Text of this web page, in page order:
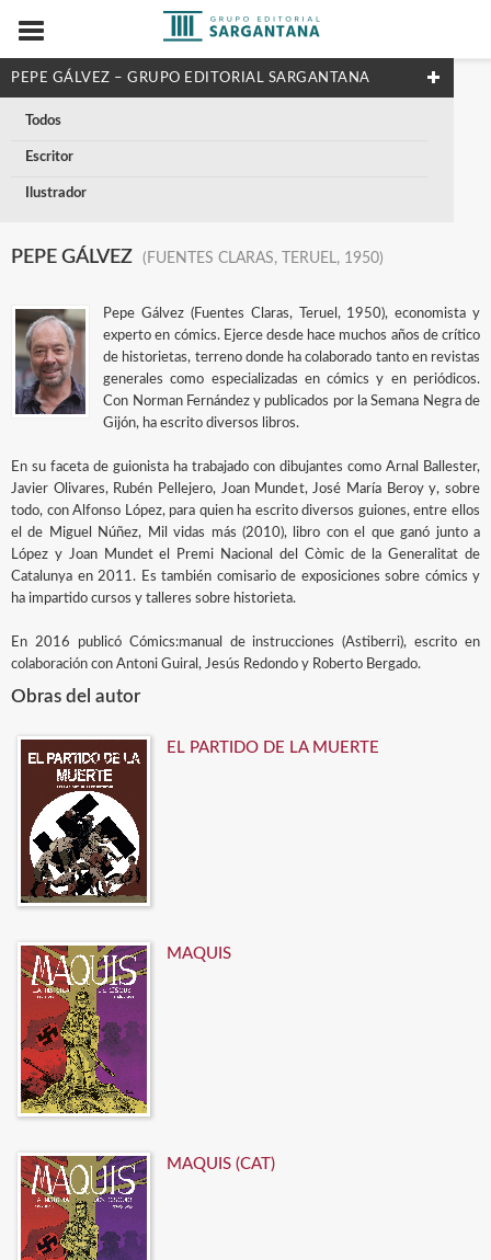
PEPE GÁLVEZ – GRUPO EDITORIAL SARGANTANA
Todos
Escritor
Ilustrador
PEPE GÁLVEZ (FUENTES CLARAS, TERUEL, 1950)
Pepe Gálvez (Fuentes Claras, Teruel, 1950), economista y
experto en cómics. Ejerce desde hace muchos años de crítico
de historietas, terreno donde ha colaborado tanto en revistas
generales como especializadas en cómics y en periódicos.
Con Norman Fernández y publicados por la Semana Negra de
Gijón, ha escrito diversos libros.
En su faceta de guionista ha trabajado con dibujantes como Arnal Ballester,
Javier Olivares, Rubén Pellejero, Joan Mundet, José María Beroy y, sobre
todo, con Alfonso López, para quien ha escrito diversos guiones, entre ellos
el de Miguel Núñez, Mil vidas más (2010), libro con el que ganó junto a
López y Joan Mundet el Premi Nacional del Còmic de la Generalitat de
Catalunya en 2011. Es también comisario de exposiciones sobre cómics y
ha impartido cursos y talleres sobre historieta.
En 2016 publicó Cómics:manual de instrucciones (Astiberri), escrito en
colaboración con Antoni Guiral, Jesús Redondo y Roberto Bergado.
Obras del autor
EL PARTIDO DE LA MUERTE
MAQUIS
MAQUIS (CAT)